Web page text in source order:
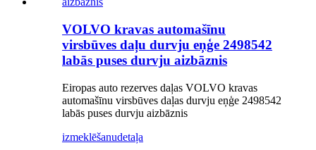
VOLVO kravas automašīnu
virsbūves daļu durvju eņģe 2498542
labās puses durvju aizbāznis
Eiropas auto rezerves daļas VOLVO kravas
automašīnu virsbūves daļas durvju eņģe 2498542
labās puses durvju aizbāznis
izmeklēšanudetaļa